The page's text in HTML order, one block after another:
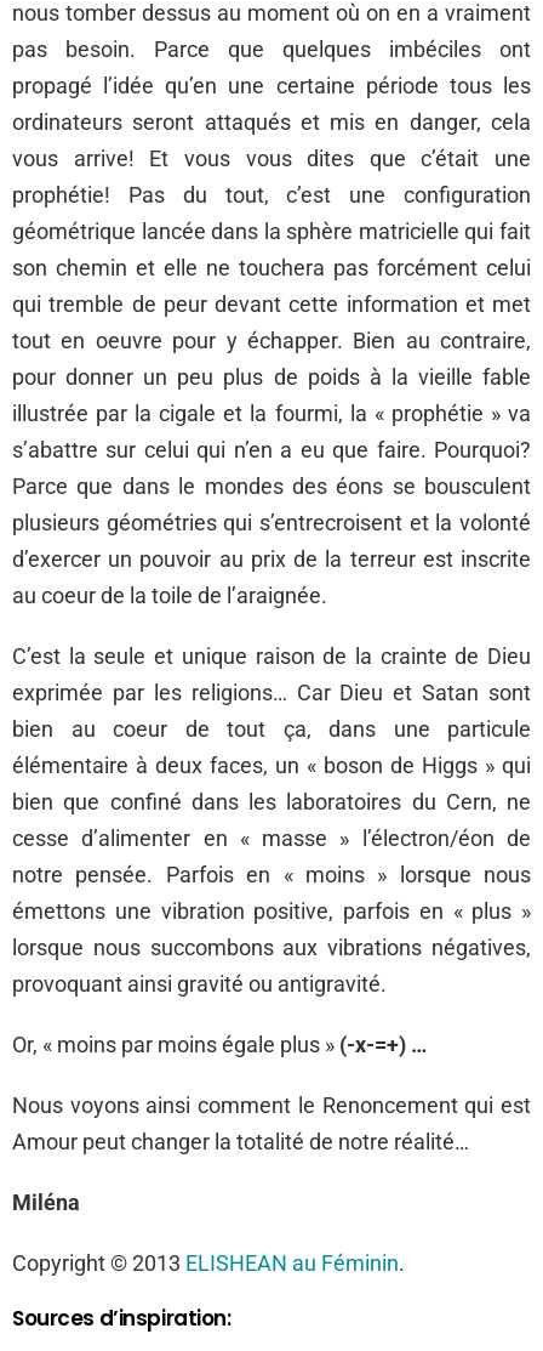
nous tomber dessus au moment où on en a vraiment
pas besoin. Parce que quelques imbéciles ont
propagé l’idée qu’en une certaine période tous les
ordinateurs seront attaqués et mis en danger, cela
vous arrive! Et vous vous dites que c’était une
prophétie! Pas du tout, c’est une configuration
géométrique lancée dans la sphère matricielle qui fait
son chemin et elle ne touchera pas forcément celui
qui tremble de peur devant cette information et met
tout en oeuvre pour y échapper. Bien au contraire,
pour donner un peu plus de poids à la vieille fable
illustrée par la cigale et la fourmi, la « prophétie » va
s’abattre sur celui qui n’en a eu que faire. Pourquoi?
Parce que dans le mondes des éons se bousculent
plusieurs géométries qui s’entrecroisent et la volonté
d’exercer un pouvoir au prix de la terreur est inscrite
au coeur de la toile de l’araignée.
C’est la seule et unique raison de la crainte de Dieu
exprimée par les religions… Car Dieu et Satan sont
bien au coeur de tout ça, dans une particule
élémentaire à deux faces, un « boson de Higgs » qui
bien que confiné dans les laboratoires du Cern, ne
cesse d’alimenter en « masse » l’électron/éon de
notre pensée. Parfois en « moins » lorsque nous
émettons une vibration positive, parfois en « plus »
lorsque nous succombons aux vibrations négatives,
provoquant ainsi gravité ou antigravité.
Or, « moins par moins égale plus » (-x-=+) …
Nous voyons ainsi comment le Renoncement qui est
Amour peut changer la totalité de notre réalité…
Miléna
Copyright © 2013 ELISHEAN au Féminin.
Sources d’inspiration: